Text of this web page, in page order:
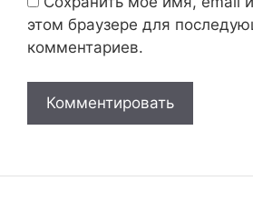
этом браузере для
комментариев.